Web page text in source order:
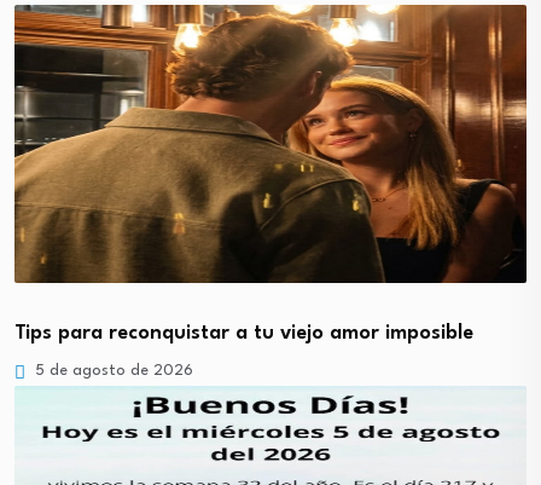
Tips para reconquistar a tu viejo amor imposible
5 de agosto de 2026